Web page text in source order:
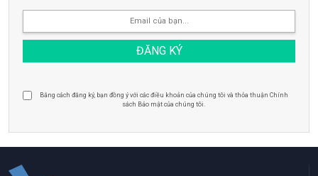
Bằng cách đăng ký, bạn đồng ý với các điều khoản của chúng tôi và thỏa thuận Chính
sách Bảo mật của chúng tôi.